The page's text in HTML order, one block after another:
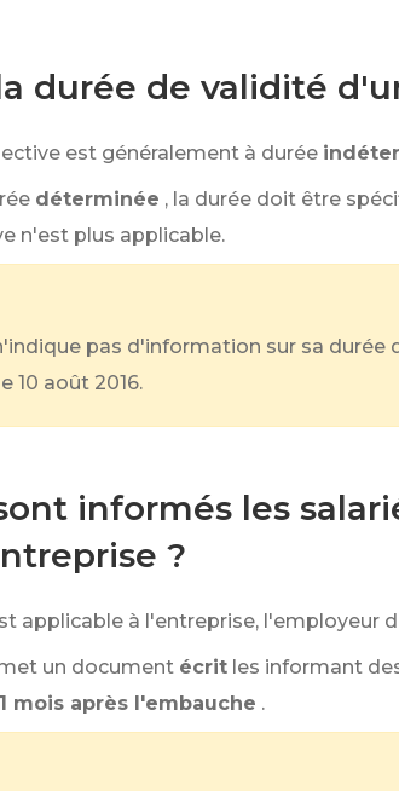
durée de validité
est généralement à durée
déterminée , la durée doit être
n'est plus applicable.
pas d'information sur sa durée
10 août 2016.
informés les
?
applicable à l'entreprise, l'employeur
un document écrit les informant
mois après l'embauche .